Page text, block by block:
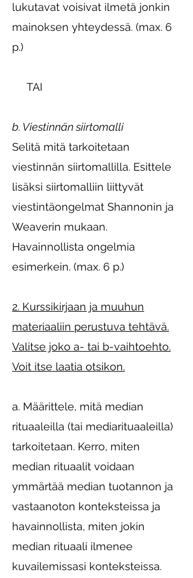
lukutavat voisivat ilmetä jonkin
mainoksen yhteydessä. (max. 6
p.)
TAI
b. Viestinnän siirtomalli
Selitä mitä tarkoitetaan
viestinnän siirtomallilla. Esittele
lisäksi siirtomalliin liittyvät
viestintäongelmat Shannonin ja
Weaverin mukaan.
Havainnollista ongelmia
esimerkein. (max. 6 p.)
2. Kurssikirjaan ja muuhun
materiaaliin perustuva tehtävä.
Valitse joko a- tai b-vaihtoehto.
Voit itse laatia otsikon.
a. Määrittele, mitä median
rituaaleilla (tai mediarituaaleilla)
tarkoitetaan. Kerro, miten
median rituaalit voidaan
ymmärtää median tuotannon ja
vastaanoton konteksteissa ja
havainnollista, miten jokin
median rituaali ilmenee
kuvailemissasi konteksteissa.